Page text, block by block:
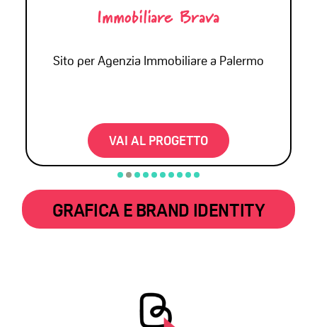
Immobiliare Brava
Sito per Agenzia Immobiliare a Palermo
VAI AL PROGETTO
GRAFICA E BRAND IDENTITY